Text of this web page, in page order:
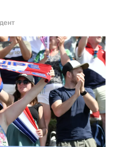
свое гражданство РФ
ДРУЗЬЯМИ
donate@novayagazeta.ruили